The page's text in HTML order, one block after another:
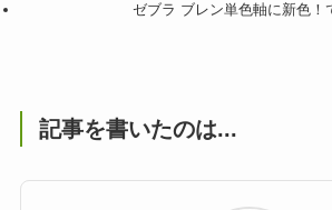
ゼブラ ブレン単色軸に新色！
記事を書いたのは...